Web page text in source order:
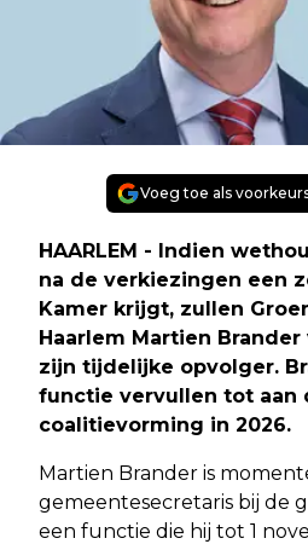
Voeg toe als
HAARLEM - Indien
na de verkiezingen een
Kamer krijgt, zullen
Haarlem Martien
zijn tijdelijke opvolger.
functie vervullen tot aan
coalitievorming in 2026.
Martien Brander is
gemeentesecretaris bij de
een functie die hij tot 1